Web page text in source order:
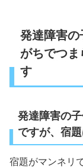
発達障害の
がちでつ
す
発達障害の
ですが、宿
宿題がマンネリ